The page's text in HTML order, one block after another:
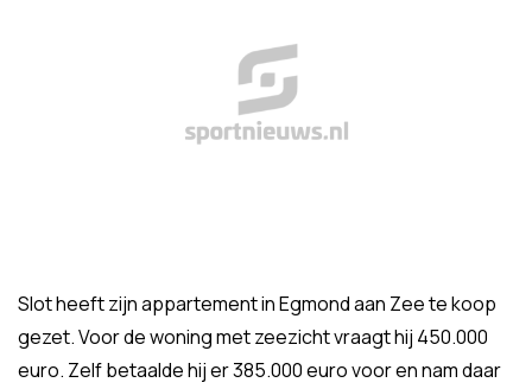
Slot heeft zijn appartement in Egmond aan Zee te koop
gezet. Voor de woning met zeezicht vraagt hij 450.000
euro. Zelf betaalde hij er 385.000 euro voor en nam daar